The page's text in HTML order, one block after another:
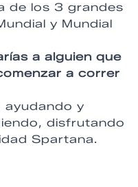
de los 3 grandes
y Mundial
a alguien que
a correr
ayudando y
disfrutando
Spartana.